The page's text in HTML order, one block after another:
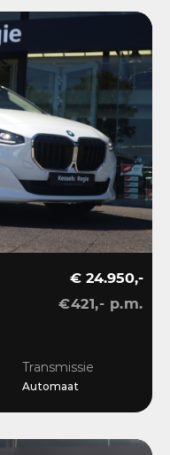
€ 24.950,-
€421,- p.m.
Transmissie
Automaat